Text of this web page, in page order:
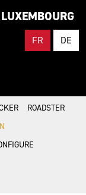
FR DE
ROADSTER